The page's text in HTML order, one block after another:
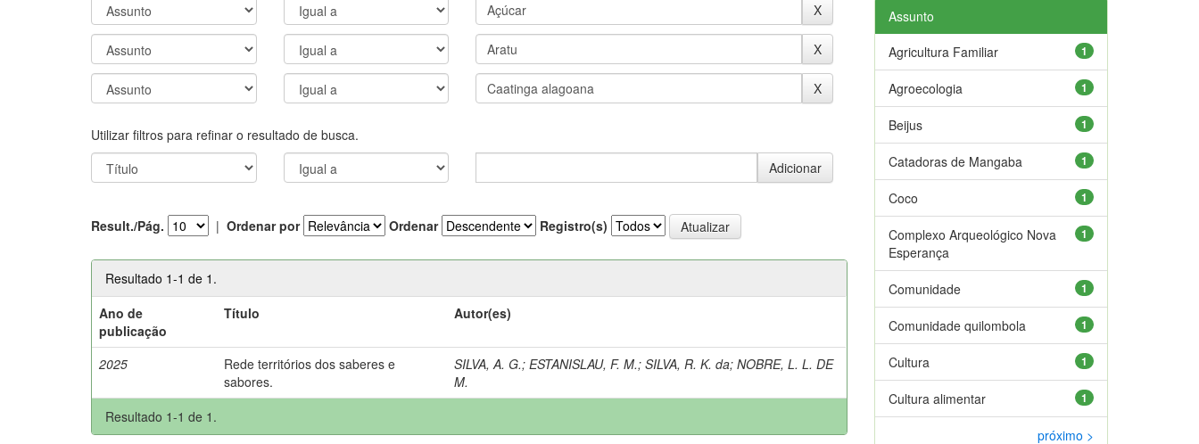
Utilizar filtros para refinar o resultado de busca.
Result./Pág. | Ordenar por Ordenar Registro(s)
Resultado 1-1 de 1.
Ano de
publicação
Título Autor(es)
2025
Rede territórios dos saberes e
sabores.
SILVA, A. G.;ESTANISLAU, F. M.;SILVA, R. K. da;NOBRE, L. L. DE
M.
Resultado 1-1 de 1.
Assunto
1
Agricultura Familiar
1
Agroecologia
1
Beijus
1
Catadoras de Mangaba
1
Coco
1
Complexo Arqueológico Nova
Esperança
1
Comunidade
1
Comunidade quilombola
1
Cultura
1
Cultura alimentar
próximo >